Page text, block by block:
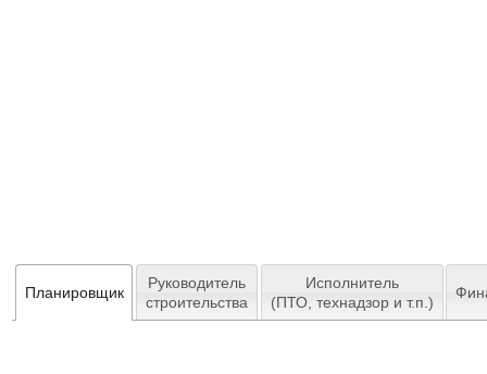
Планировщик
Руководитель
строительства
Исполнитель
(ПТО, технадзор и т.п.)